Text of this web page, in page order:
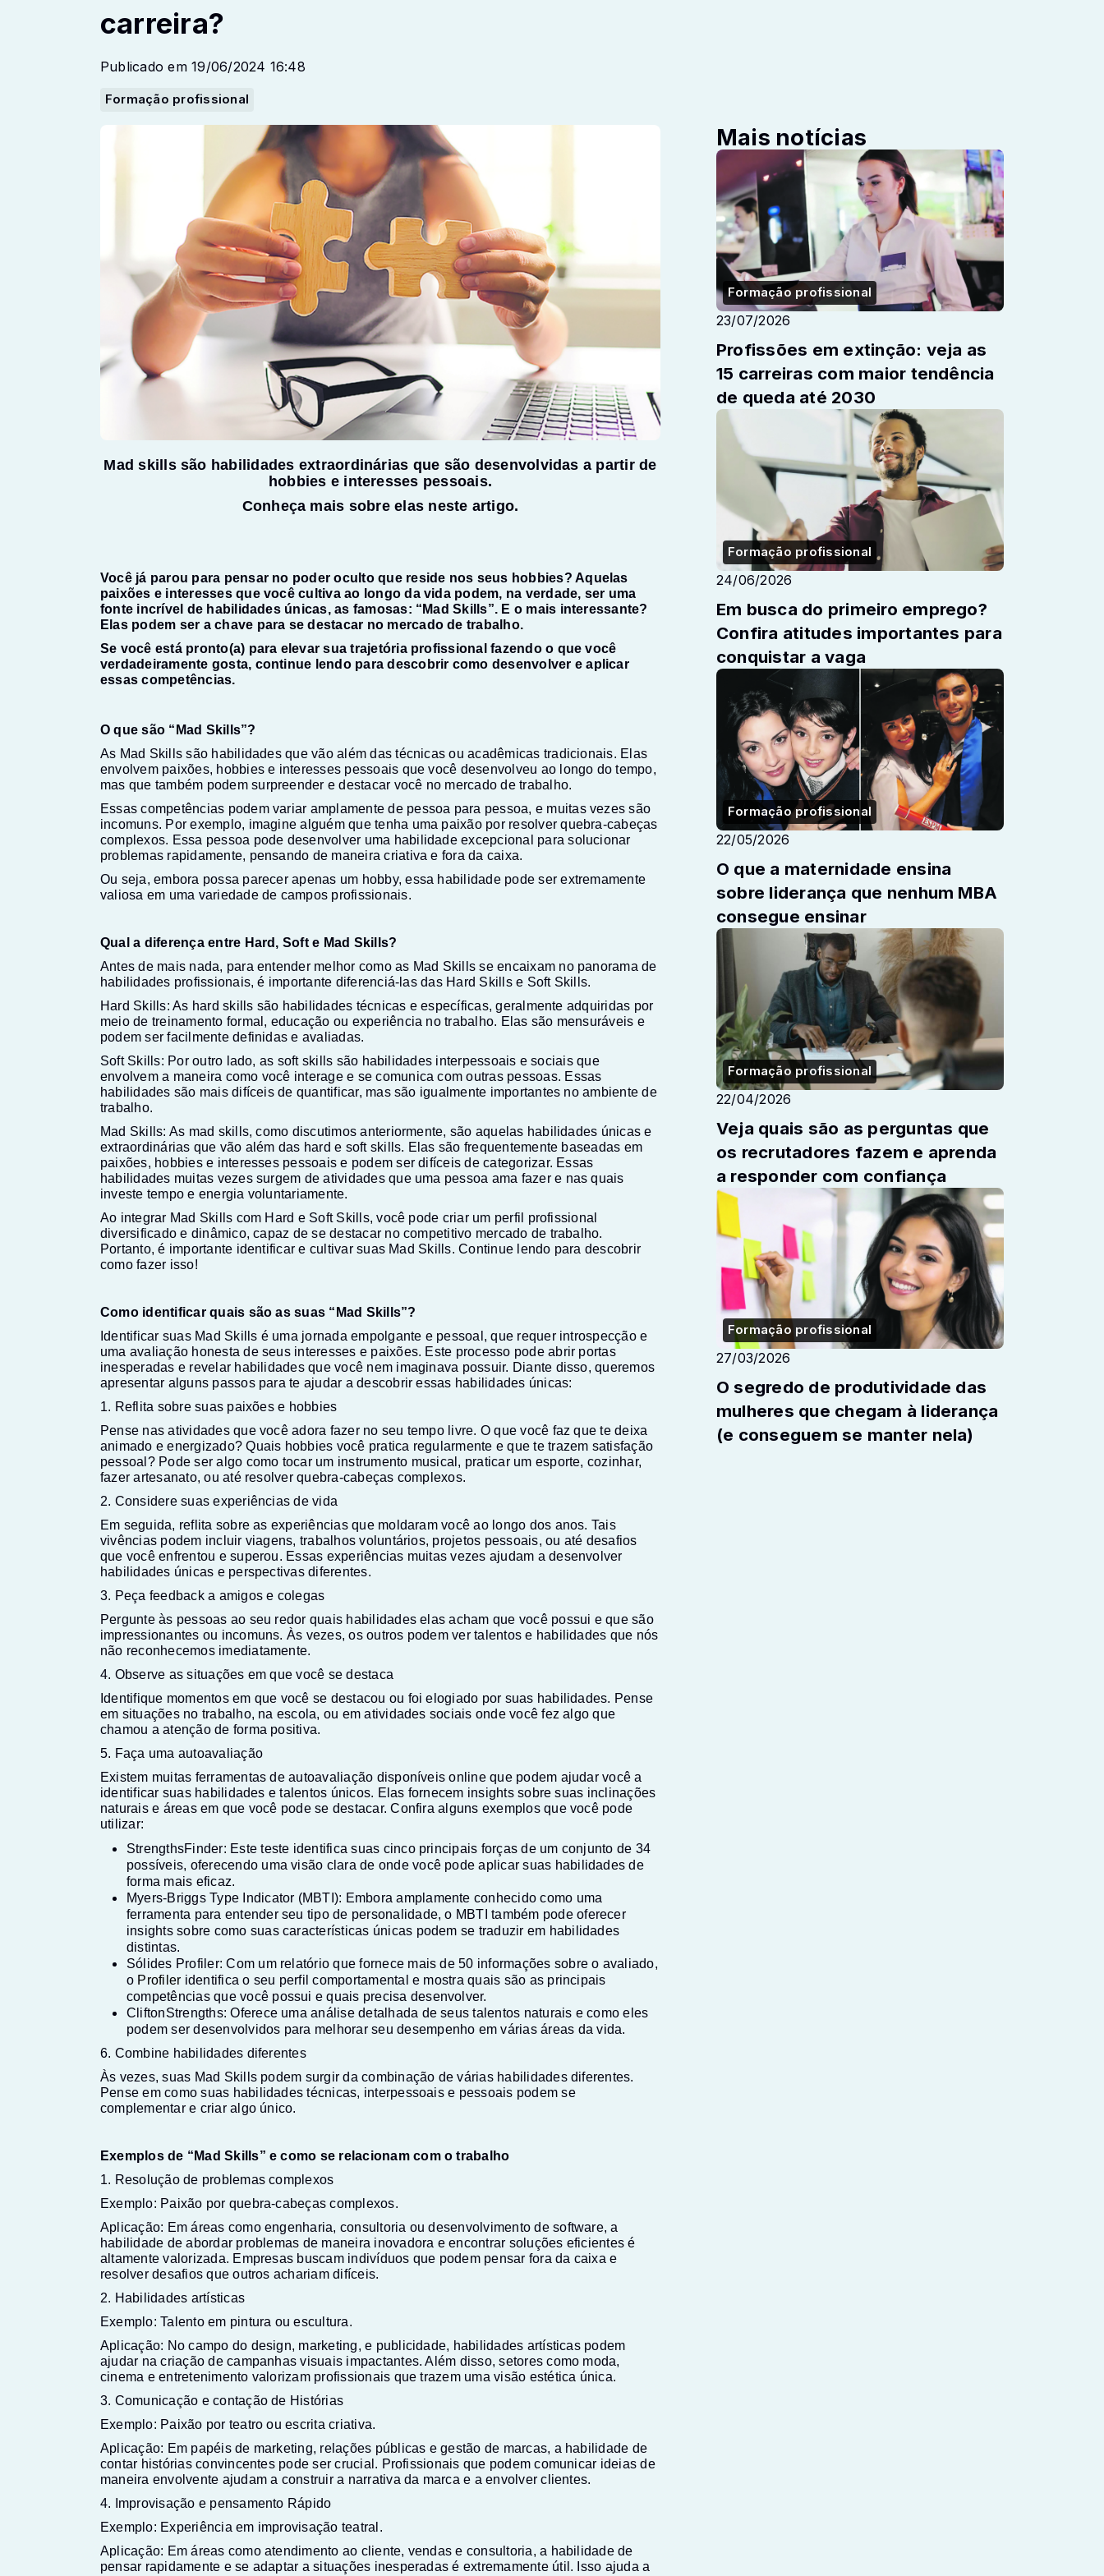
carreira?
Publicado em 19/06/2024 16:48
Formação profissional
Mad skills são habilidades extraordinárias que são desenvolvidas a partir de
hobbies e interesses pessoais.
Conheça mais sobre elas neste artigo.
Você já parou para pensar no poder oculto que reside nos seus hobbies? Aquelas
paixões e interesses que você cultiva ao longo da vida podem, na verdade, ser uma
fonte incrível de habilidades únicas, as famosas: “Mad Skills”. E o mais interessante?
Elas podem ser a chave para se destacar no mercado de trabalho.
Se você está pronto(a) para elevar sua trajetória profissional fazendo o que você
verdadeiramente gosta, continue lendo para descobrir como desenvolver e aplicar
essas competências.
O que são “Mad Skills”?
As Mad Skills são habilidades que vão além das técnicas ou acadêmicas tradicionais. Elas
envolvem paixões, hobbies e interesses pessoais que você desenvolveu ao longo do tempo,
mas que também podem surpreender e destacar você no mercado de trabalho.
Essas competências podem variar amplamente de pessoa para pessoa, e muitas vezes são
incomuns. Por exemplo, imagine alguém que tenha uma paixão por resolver quebra-cabeças
complexos. Essa pessoa pode desenvolver uma habilidade excepcional para solucionar
problemas rapidamente, pensando de maneira criativa e fora da caixa.
Ou seja, embora possa parecer apenas um hobby, essa habilidade pode ser extremamente
valiosa em uma variedade de campos profissionais.
Qual a diferença entre Hard, Soft e Mad Skills?
Antes de mais nada, para entender melhor como as Mad Skills se encaixam no panorama de
habilidades profissionais, é importante diferenciá-las das Hard Skills e Soft Skills.
Hard Skills: As hard skills são habilidades técnicas e específicas, geralmente adquiridas por
meio de treinamento formal, educação ou experiência no trabalho. Elas são mensuráveis e
podem ser facilmente definidas e avaliadas.
Soft Skills: Por outro lado, as soft skills são habilidades interpessoais e sociais que
envolvem a maneira como você interage e se comunica com outras pessoas. Essas
habilidades são mais difíceis de quantificar, mas são igualmente importantes no ambiente de
trabalho.
Mad Skills: As mad skills, como discutimos anteriormente, são aquelas habilidades únicas e
extraordinárias que vão além das hard e soft skills. Elas são frequentemente baseadas em
paixões, hobbies e interesses pessoais e podem ser difíceis de categorizar. Essas
habilidades muitas vezes surgem de atividades que uma pessoa ama fazer e nas quais
investe tempo e energia voluntariamente.
Ao integrar Mad Skills com Hard e Soft Skills, você pode criar um perfil profissional
diversificado e dinâmico, capaz de se destacar no competitivo mercado de trabalho.
Portanto, é importante identificar e cultivar suas Mad Skills. Continue lendo para descobrir
como fazer isso!
Como identificar quais são as suas “Mad Skills”?
Identificar suas Mad Skills é uma jornada empolgante e pessoal, que requer introspecção e
uma avaliação honesta de seus interesses e paixões. Este processo pode abrir portas
inesperadas e revelar habilidades que você nem imaginava possuir. Diante disso, queremos
apresentar alguns passos para te ajudar a descobrir essas habilidades únicas:
1. Reflita sobre suas paixões e hobbies
Pense nas atividades que você adora fazer no seu tempo livre. O que você faz que te deixa
animado e energizado? Quais hobbies você pratica regularmente e que te trazem satisfação
pessoal? Pode ser algo como tocar um instrumento musical, praticar um esporte, cozinhar,
fazer artesanato, ou até resolver quebra-cabeças complexos.
2. Considere suas experiências de vida
Em seguida, reflita sobre as experiências que moldaram você ao longo dos anos. Tais
vivências podem incluir viagens, trabalhos voluntários, projetos pessoais, ou até desafios
que você enfrentou e superou. Essas experiências muitas vezes ajudam a desenvolver
habilidades únicas e perspectivas diferentes.
3. Peça feedback a amigos e colegas
Pergunte às pessoas ao seu redor quais habilidades elas acham que você possui e que são
impressionantes ou incomuns. Às vezes, os outros podem ver talentos e habilidades que nós
não reconhecemos imediatamente.
4. Observe as situações em que você se destaca
Identifique momentos em que você se destacou ou foi elogiado por suas habilidades. Pense
em situações no trabalho, na escola, ou em atividades sociais onde você fez algo que
chamou a atenção de forma positiva.
5. Faça uma autoavaliação
Existem muitas ferramentas de autoavaliação disponíveis online que podem ajudar você a
identificar suas habilidades e talentos únicos. Elas fornecem insights sobre suas inclinações
naturais e áreas em que você pode se destacar. Confira alguns exemplos que você pode
utilizar:
StrengthsFinder: Este teste identifica suas cinco principais forças de um conjunto de 34
possíveis, oferecendo uma visão clara de onde você pode aplicar suas habilidades de
forma mais eficaz.
Myers-Briggs Type Indicator (MBTI): Embora amplamente conhecido como uma
ferramenta para entender seu tipo de personalidade, o MBTI também pode oferecer
insights sobre como suas características únicas podem se traduzir em habilidades
distintas.
Sólides Profiler: Com um relatório que fornece mais de 50 informações sobre o avaliado,
o Profiler identifica o seu perfil comportamental e mostra quais são as principais
competências que você possui e quais precisa desenvolver.
CliftonStrengths: Oferece uma análise detalhada de seus talentos naturais e como eles
podem ser desenvolvidos para melhorar seu desempenho em várias áreas da vida.
6. Combine habilidades diferentes
Às vezes, suas Mad Skills podem surgir da combinação de várias habilidades diferentes.
Pense em como suas habilidades técnicas, interpessoais e pessoais podem se
complementar e criar algo único.
Exemplos de “Mad Skills” e como se relacionam com o trabalho
1. Resolução de problemas complexos
Exemplo: Paixão por quebra-cabeças complexos.
Aplicação: Em áreas como engenharia, consultoria ou desenvolvimento de software, a
habilidade de abordar problemas de maneira inovadora e encontrar soluções eficientes é
altamente valorizada. Empresas buscam indivíduos que podem pensar fora da caixa e
resolver desafios que outros achariam difíceis.
2. Habilidades artísticas
Exemplo: Talento em pintura ou escultura.
Aplicação: No campo do design, marketing, e publicidade, habilidades artísticas podem
ajudar na criação de campanhas visuais impactantes. Além disso, setores como moda,
cinema e entretenimento valorizam profissionais que trazem uma visão estética única.
3. Comunicação e contação de Histórias
Exemplo: Paixão por teatro ou escrita criativa.
Aplicação: Em papéis de marketing, relações públicas e gestão de marcas, a habilidade de
contar histórias convincentes pode ser crucial. Profissionais que podem comunicar ideias de
maneira envolvente ajudam a construir a narrativa da marca e a envolver clientes.
4. Improvisação e pensamento Rápido
Exemplo: Experiência em improvisação teatral.
Aplicação: Em áreas como atendimento ao cliente, vendas e consultoria, a habilidade de
pensar rapidamente e se adaptar a situações inesperadas é extremamente útil. Isso ajuda a
Mais notícias
Formação profissional
23/07/2026
Profissões em extinção: veja as
15 carreiras com maior tendência
de queda até 2030
Formação profissional
24/06/2026
Em busca do primeiro emprego?
Confira atitudes importantes para
conquistar a vaga
Formação profissional
22/05/2026
O que a maternidade ensina
sobre liderança que nenhum MBA
consegue ensinar
Formação profissional
22/04/2026
Veja quais são as perguntas que
os recrutadores fazem e aprenda
a responder com confiança
Formação profissional
27/03/2026
O segredo de produtividade das
mulheres que chegam à liderança
(e conseguem se manter nela)